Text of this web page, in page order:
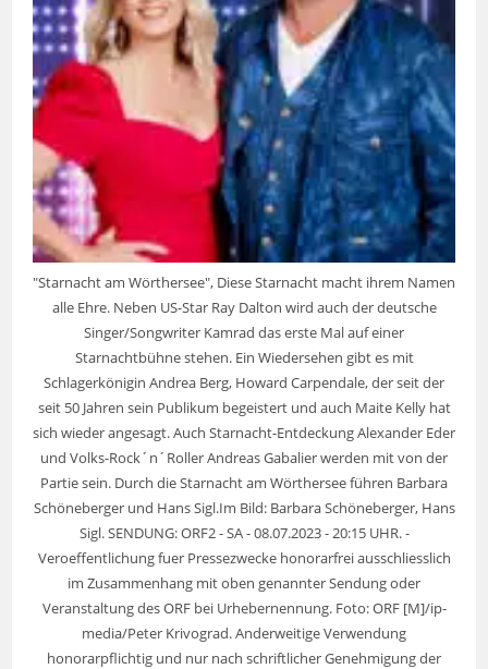
"Starnacht am Wörthersee", Diese Starnacht macht ihrem Namen
alle Ehre. Neben US-Star Ray Dalton wird auch der deutsche
Singer/Songwriter Kamrad das erste Mal auf einer
Starnachtbühne stehen. Ein Wiedersehen gibt es mit
Schlagerkönigin Andrea Berg, Howard Carpendale, der seit der
seit 50 Jahren sein Publikum begeistert und auch Maite Kelly hat
sich wieder angesagt. Auch Starnacht-Entdeckung Alexander Eder
und Volks-Rock´n´Roller Andreas Gabalier werden mit von der
Partie sein. Durch die Starnacht am Wörthersee führen Barbara
Schöneberger und Hans Sigl.Im Bild: Barbara Schöneberger, Hans
Sigl. SENDUNG: ORF2 - SA - 08.07.2023 - 20:15 UHR. -
Veroeffentlichung fuer Pressezwecke honorarfrei ausschliesslich
im Zusammenhang mit oben genannter Sendung oder
Veranstaltung des ORF bei Urhebernennung. Foto: ORF [M]/ip-
media/Peter Krivograd. Anderweitige Verwendung
honorarpflichtig und nur nach schriftlicher Genehmigung der